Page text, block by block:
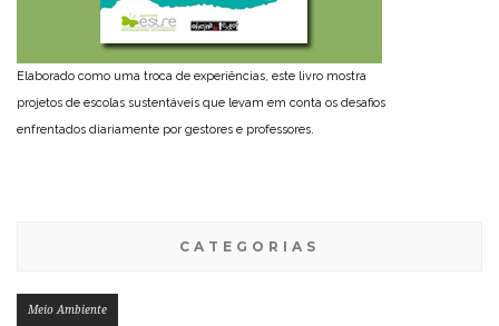
Elaborado como uma troca de experiências, este livro mostra
projetos de escolas sustentáveis que levam em conta os desafios
enfrentados diariamente por gestores e professores.
CATEGORIAS
Meio Ambiente